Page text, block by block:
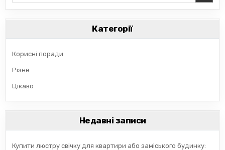
Категорії
Корисні поради
Різне
Цікаво
Недавні записи
Купити люстру свічку для квартири або заміського будинку: